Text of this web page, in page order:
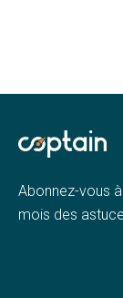
Abonnez-vous
mois des